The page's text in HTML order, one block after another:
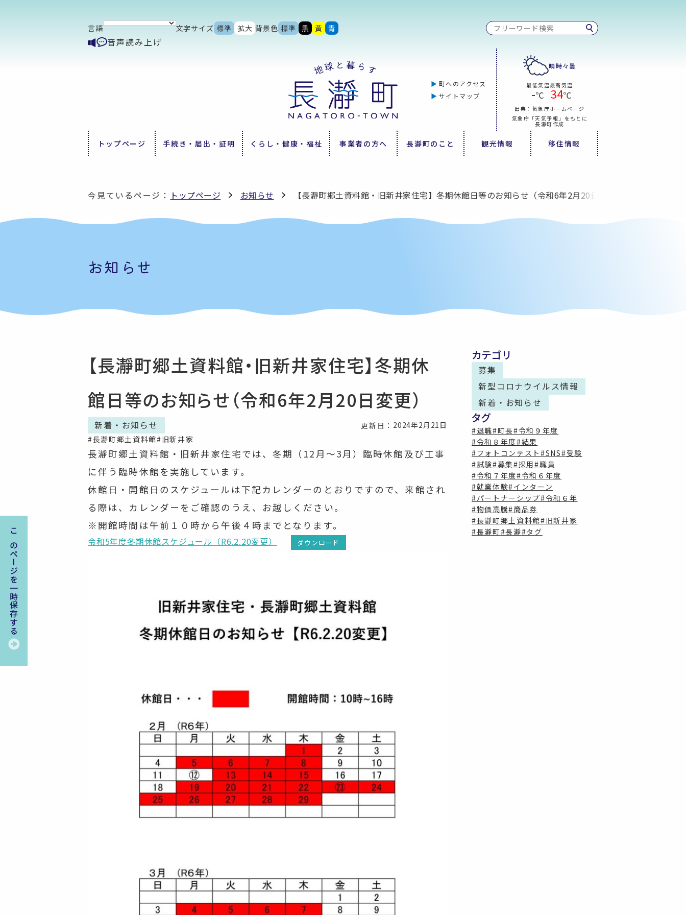
言語 文字サイズ 標準 拡大 背景色 標準 黒 黃 青
音声読み上げ
町へのアクセス
サイトマップ
晴時々曇
最低気温
-℃
最高気温
34℃
出典：気象庁ホームページ
気象庁「天気予報」をもとに
長瀞町作成
トップページ 手続き・届出・証明 くらし・健康・福祉 事業者の方へ 長瀞町のこと 観光情報 移住情報
今見ているページ： トップページ お知らせ 【長瀞町郷土資料館・旧新井家住宅】冬期休館日等のお知らせ（令和6年2月20日変更）
お知らせ
【長瀞町郷土資料館・旧新井家住宅】冬期休
館日等のお知らせ（令和6年2月20日変更）
新着・お知らせ
#長瀞町郷土資料館#旧新井家
更新日： 2024年2月21日
長瀞町郷土資料館・旧新井家住宅では、冬期（12月～3月）臨時休館及び工事
に伴う臨時休館を実施しています。
休館日・開館日のスケジュールは下記カレンダーのとおりですので、来館され
る際は、カレンダーをご確認のうえ、お越しください。
※開館時間は午前１０時から午後４時までとなります。
令和5年度冬期休館スケジュール（R6.2.20変更） ダウンロード
カテゴリ
募集
新型コロナウイルス情報
新着・お知らせ
タグ
#退職#町長#令和９年度
#令和８年度#結果
#フォトコンテスト#SNS#受験
#試験#募集#採用#職員
#令和７年度#令和６年度
#就業体験#インターン
#パートナーシップ#令和６年
#物価高騰#商品券
#長瀞町郷土資料館#旧新井家
#長瀞町#長瀞#タグ
このページを一時保存する